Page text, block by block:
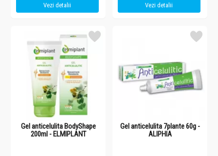
Vezi detalii Vezi detalii
Gel anticelulita BodyShape
200ml - ELMIPLANT
Gel anticelulita 7plante 60g -
ALIPHIA